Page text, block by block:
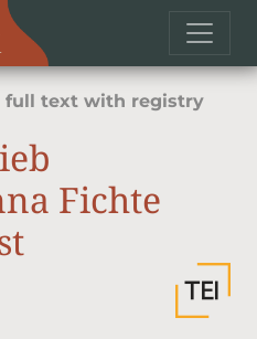
full text with registry
Fichte